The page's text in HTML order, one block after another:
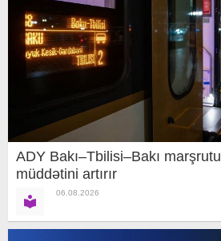
ADY Bakı–Tbilisi–Bakı
müddətini artırır
06.08.2026